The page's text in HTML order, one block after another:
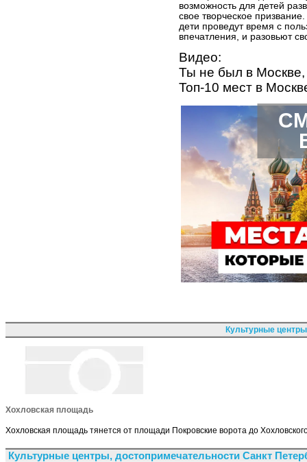
возможность для детей
свое творческое
дети проведут время с
впечатления, и разовьют
Видео:
Ты не был в
Топ-10 мест в
Культурные
Хохловская площадь
Хохловская площадь тянется от площади Покровские ворота до
Культурные центры, достопримечательности Санкт